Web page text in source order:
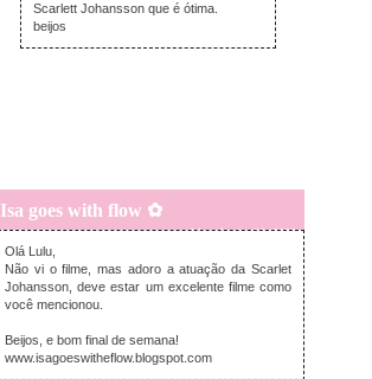
Scarlett Johansson que é ótima.
beijos
Isa goes with flow ✿
sexta-feira, junho 26, 2026
Olá Lulu,
Não vi o filme, mas adoro a atuação da Scarlet
Johansson, deve estar um excelente filme como
você mencionou.
Beijos, e bom final de semana!
www.isagoeswitheflow.blogspot.com